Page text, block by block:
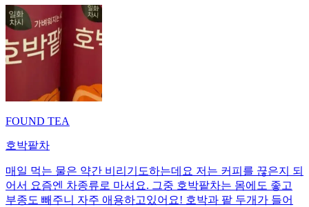
FOUND TEA
호박팥차
매일 먹는 물은 약간 비리기도하는데요 저는 커피를 끊은지 되
어서 요즘엔 차종류로 마셔요. 그중 호박팥차는 몸에도 좋고
부종도 빼주니 자주 애용하고있어요! 호박과 팥 두개가 들어